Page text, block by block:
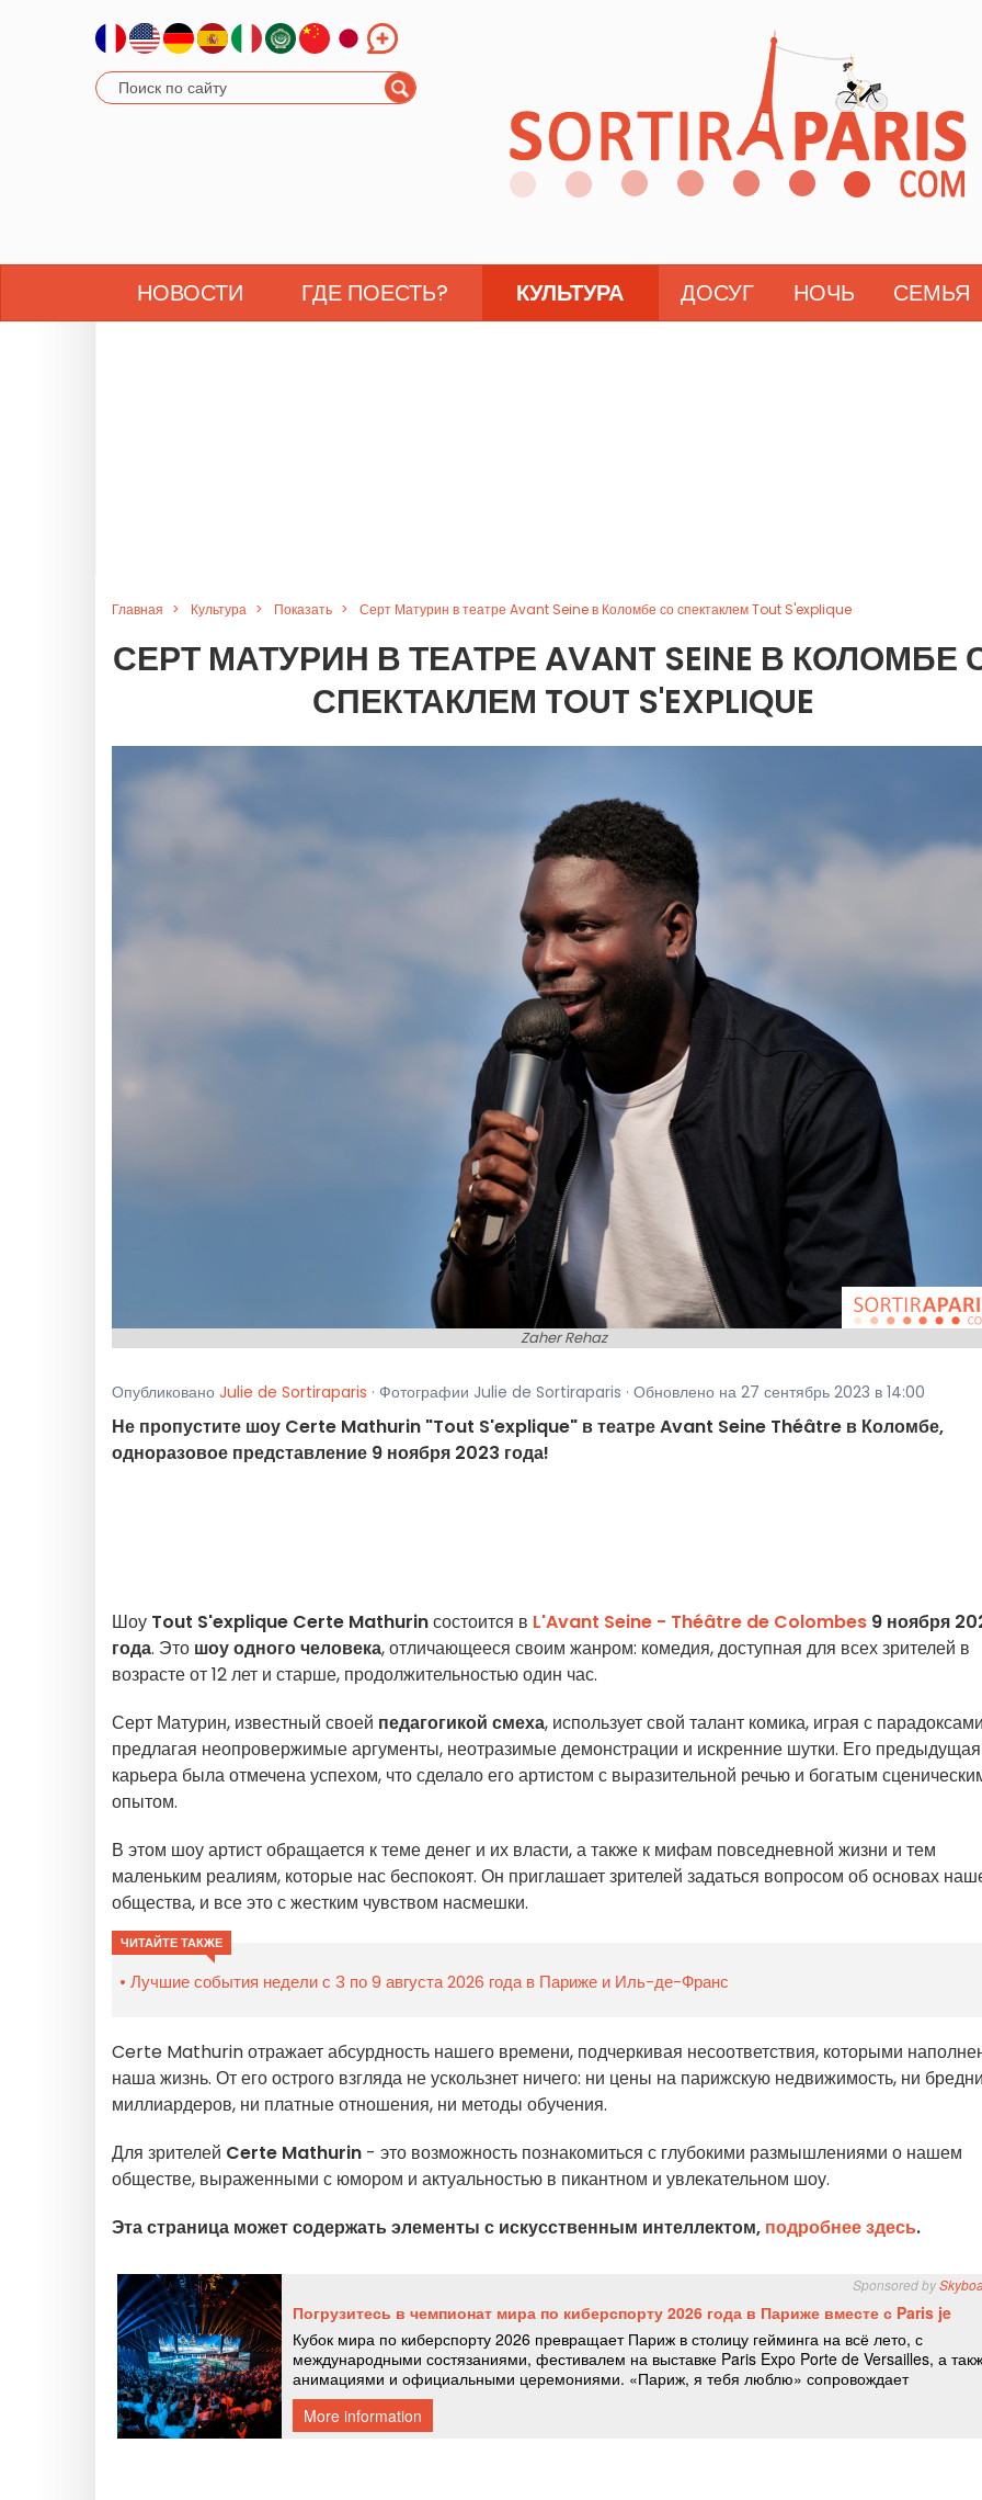
НОВОСТИ ГДЕ ПОЕСТЬ? КУЛЬТУРА ДОСУГ НОЧЬ СЕМЬЯ
Главная Культура Показать Серт Матурин в театре Avant Seine в Коломбе со спектаклем Tout S'explique
СЕРТ МАТУРИН В ТЕАТРЕ AVANT SEINE В КОЛОМБЕ
СПЕКТАКЛЕМ TOUT S'EXPLIQUE
Zaher Rehaz
Опубликовано Julie de Sortiraparis · Фотографии Julie de Sortiraparis · Обновлено на 27 сентябрь 2023 в 14:00
Не пропустите шоу Certe Mathurin "Tout S'explique" в театре Avant Seine Théâtre в Коломбе,
одноразовое представление 9 ноября 2023 года!
Шоу Tout S'explique Certe Mathurinсостоится в L'Avant Seine - Théâtre de Colombes 9 ноября
года. Это шоу одного человека, отличающееся своим жанром: комедия, доступная для всех зрителей в
возрасте от 12 лет и старше, продолжительностью один час.
Серт Матурин, известный своей педагогикой смеха, использует свой талант комика, играя с
предлагая неопровержимые аргументы, неотразимые демонстрации и искренние шутки. Его предыдущая
карьера была отмечена успехом, что сделало его артистом с выразительной речью и богатым
опытом.
В этом шоу артист обращается к теме денег и их власти, а также к мифам повседневной жизни и тем
маленьким реалиям, которые нас беспокоят. Он приглашает зрителей задаться вопросом об основах
общества, и все это с жестким чувством насмешки.
ЧИТАЙТЕ ТАКЖЕ
Лучшие события недели с 3 по 9 августа 2026 года в Париже и Иль-де-Франс
Certe Mathurin отражает абсурдность нашего времени, подчеркивая несоответствия, которыми
наша жизнь. От его острого взгляда не ускользнет ничего: ни цены на парижскую недвижимость, ни
миллиардеров, ни платные отношения, ни методы обучения.
Для зрителей Certe Mathurin - это возможность познакомиться с глубокими размышлениями о нашем
обществе, выраженными с юмором и актуальностью в пикантном и увлекательном шоу.
Эта страница может содержать элементы с искусственным интеллектом, подробнее здесь.